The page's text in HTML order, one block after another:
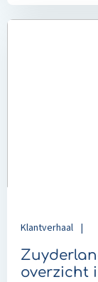
Klantverhaal |
overzicht
Read